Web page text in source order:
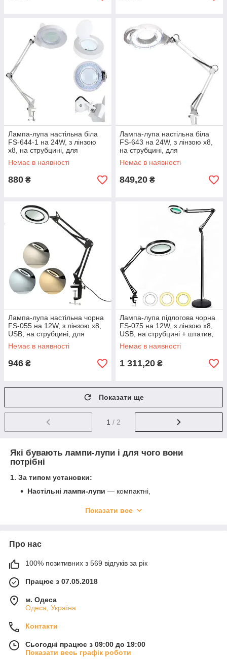
Лампа-лупа настільна біла
FS-644-1 на 24W, з лінзою
х8, на струбцині, для
косметології та манікюру
Немає в наявності
880 ₴
Лампа-лупа настільна біла
FS-643 на 24W, з лінзою х8,
на струбцині, для
косметології та манікюру
Немає в наявності
849,20 ₴
Лампа-лупа настільна чорна
FS-055 на 12W, з лінзою х8,
USB, на струбцині, для
освітлення та роботи з
дрібними деталями
Немає в наявності
946 ₴
Лампа-лупа підлогова чорна
FS-075 на 12W, з лінзою х8,
USB, на струбцині + штатив,
для косметології та манікюру
Немає в наявності
1 311,20 ₴
Показати ще
1 / 2
Які бувають лампи-лупи і для чого вони
потрібні
1. За типом установки:
Настільні лампи-лупи — компактні,
зонами.
дозволяють працювати стоячи або сидячи з великим
2. За діаметром збільшувального скла:
Малі (60–80 мм) — для роботи з дрібними деталями
процедур
Великі (150 мм і більше) — для точних
косметологічних робіт та складного декору
Показати все
Про нас
100% позитивних з 569 відгуків за рік
Працює з 07.05.2018
м. Одеса
Одеса, Україна
Контакти
Сьогодні працює з 09:00 до 19:00
Показати весь графік роботи